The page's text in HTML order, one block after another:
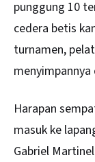
punggung 10
cedera betis
turnamen,
menyimpannya
Harapan
masuk ke
Gabriel